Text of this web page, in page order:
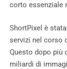
corto essenziale
ShortPixel è
servizi nel corso
Questo dopo più
miliardi di